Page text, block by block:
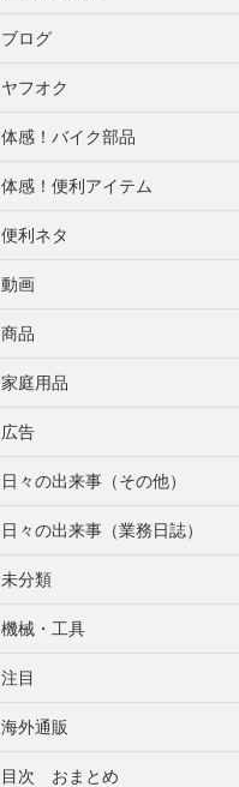
ブログ
ヤフオク
体感！バイク部品
体感！便利アイテム
便利ネタ
動画
商品
家庭用品
広告
日々の出来事（その他）
日々の出来事（業務日誌）
未分類
機械・工具
注目
海外通販
目次 おまとめ